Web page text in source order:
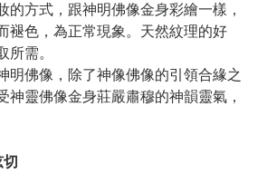
的方式，跟神明佛像金身彩繪一樣，
褪色，為正常現象。天然紋理的好
所需。
明佛像，除了神像佛像的引領合緣之
神靈佛像金身莊嚴肅穆的神韻靈氣，